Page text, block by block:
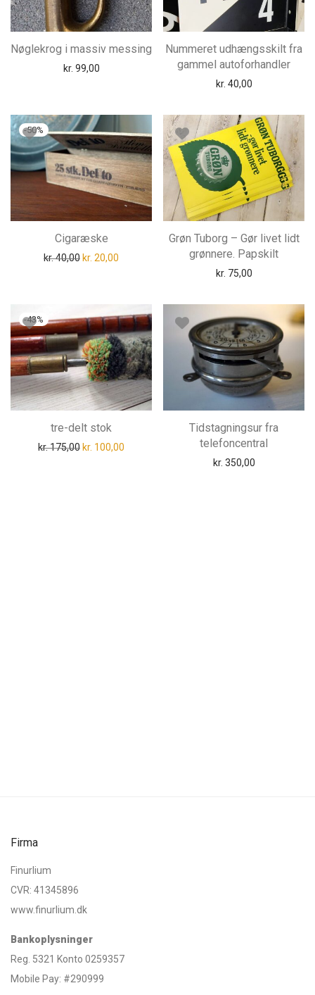
Nøglekrog i massiv messing
kr. 99,00
Nummeret udhængsskilt fra
gammel autoforhandler
kr. 40,00
-50%
Cigaræske
kr.40,00Den oprindelige pris var: kr. 40,00.
kr. 20,00 Den aktuelle pris er: kr. 20,00.
Grøn Tuborg – Gør livet lidt
grønnere. Papskilt
kr. 75,00
-43%
tre-delt stok
kr.175,00Den oprindelige pris var: kr. 175,00.
kr. 100,00 Den aktuelle pris er: kr. 100,00.
Tidstagningsur fra
telefoncentral
kr. 350,00
Firma
Finurlium
CVR: 41345896
www.finurlium.dk
Bankoplysninger
Reg. 5321 Konto 0259357
Mobile Pay: #290999